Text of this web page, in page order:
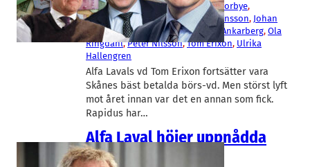
Christer Wahlquist, Christopher Norbye
Hermann Haraldsson, Jesper Göransson, Johan
Westman, Klas Dahlberg, Mattias Ankarberg, Ola
Ringdahl, Peter Nilsson, Tom Erixon, Ulrika
Hallengren
Alfa Lavals vd Tom Erixon fortsätter vara
Skånes bäst betalda börs-vd. Men störst lyft
mot året innan var det en annan som fick.
Rapidus har…
Alfa Laval höjer uppnådda
mål